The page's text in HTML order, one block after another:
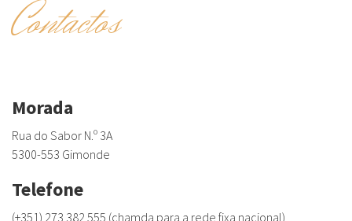
Contactos
Morada
Rua do Sabor N.º 3A
5300-553 Gimonde
Telefone
(+351) 273 382 555 (chamda para a rede fixa nacional)